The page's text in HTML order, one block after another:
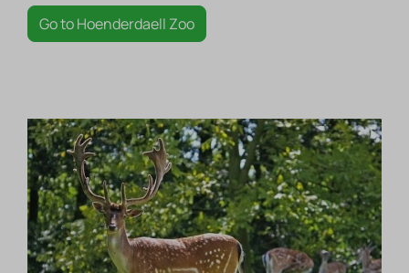
Go to Hoenderdaell Zoo